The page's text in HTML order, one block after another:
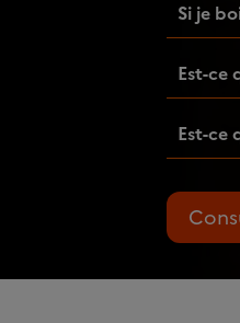
Si je
Est-ce
Est-ce